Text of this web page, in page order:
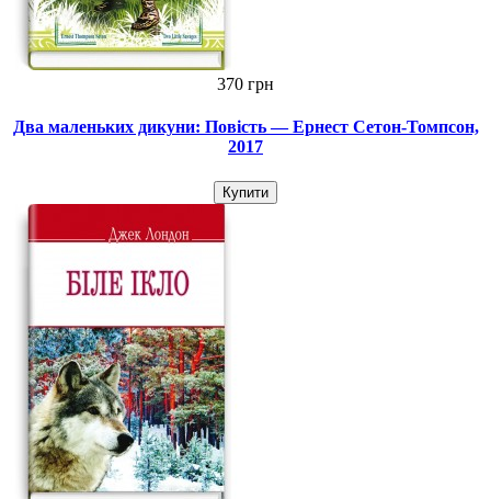
370 грн
Два маленьких дикуни: Повість — Ернест Сетон-Томпсон,
2017
Купити